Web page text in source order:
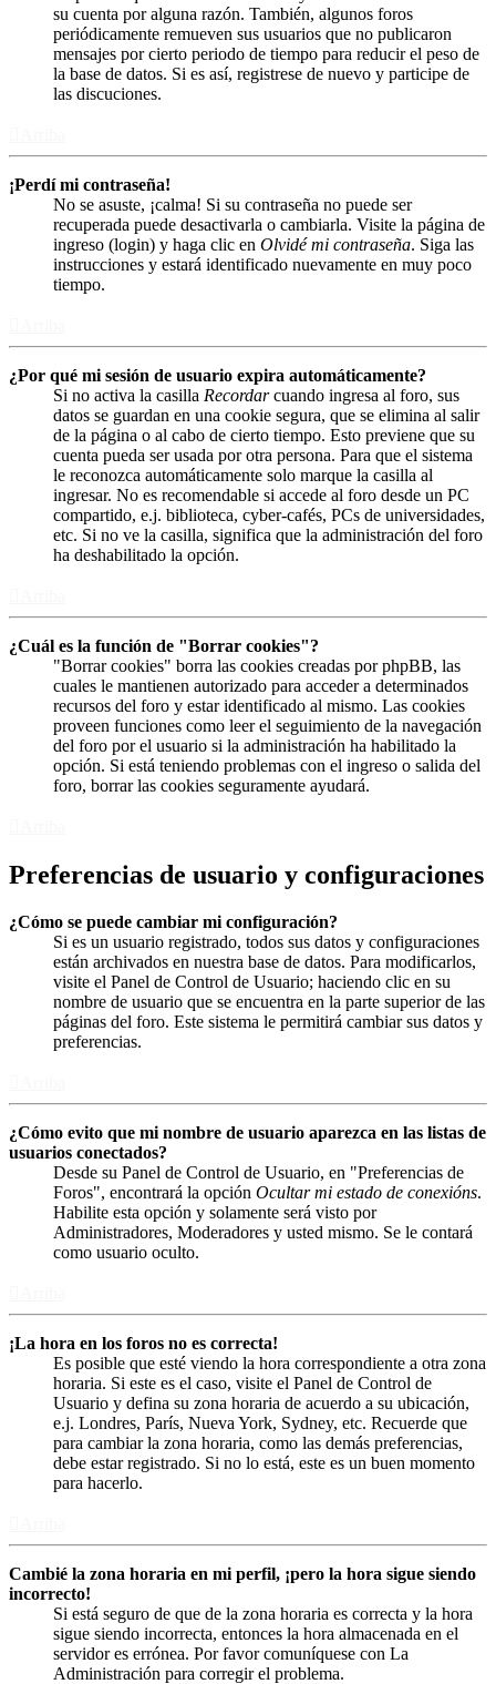
su cuenta por alguna razón. También, algunos foros
periódicamente remueven sus usuarios que no publicaron
mensajes por cierto periodo de tiempo para reducir el peso de
la base de datos. Si es así, registrese de nuevo y participe de
las discuciones.
¡Perdí mi contraseña!
No se asuste, ¡calma! Si su contraseña no puede ser
recuperada puede desactivarla o cambiarla. Visite la página de
ingreso (login) y haga clic en Olvidé mi contraseña. Siga las
instrucciones y estará identificado nuevamente en muy poco
tiempo.
¿Por qué mi sesión de usuario expira automáticamente?
Si no activa la casilla Recordarcuando ingresa al foro, sus
datos se guardan en una cookie segura, que se elimina al salir
de la página o al cabo de cierto tiempo. Esto previene que su
cuenta pueda ser usada por otra persona. Para que el sistema
le reconozca automáticamente solo marque la casilla al
ingresar. No es recomendable si accede al foro desde un PC
compartido, e.j. biblioteca, cyber-cafés, PCs de universidades,
etc. Si no ve la casilla, significa que la administración del foro
ha deshabilitado la opción.
¿Cuál es la función de "Borrar cookies"?
"Borrar cookies" borra las cookies creadas por phpBB, las
cuales le mantienen autorizado para acceder a determinados
recursos del foro y estar identificado al mismo. Las cookies
proveen funciones como leer el seguimiento de la navegación
del foro por el usuario si la administración ha habilitado la
opción. Si está teniendo problemas con el ingreso o salida del
foro, borrar las cookies seguramente ayudará.
Preferencias de usuario y configuraciones
¿Cómo se puede cambiar mi configuración?
Si es un usuario registrado, todos sus datos y configuraciones
están archivados en nuestra base de datos. Para modificarlos,
visite el Panel de Control de Usuario; haciendo clic en su
nombre de usuario que se encuentra en la parte superior de las
páginas del foro. Este sistema le permitirá cambiar sus datos y
preferencias.
¿Cómo evito que mi nombre de usuario aparezca en las listas de
usuarios conectados?
Desde su Panel de Control de Usuario, en "Preferencias de
Foros", encontrará la opción Ocultar mi estado de conexións.
Habilite esta opción y solamente será visto por
Administradores, Moderadores y usted mismo. Se le contará
como usuario oculto.
¡La hora en los foros no es correcta!
Es posible que esté viendo la hora correspondiente a otra zona
horaria. Si este es el caso, visite el Panel de Control de
Usuario y defina su zona horaria de acuerdo a su ubicación,
e.j. Londres, París, Nueva York, Sydney, etc. Recuerde que
para cambiar la zona horaria, como las demás preferencias,
debe estar registrado. Si no lo está, este es un buen momento
para hacerlo.
Cambié la zona horaria en mi perfil, ¡pero la hora sigue siendo
incorrecto!
Si está seguro de que de la zona horaria es correcta y la hora
sigue siendo incorrecta, entonces la hora almacenada en el
servidor es errónea. Por favor comuníquese con La
Administración para corregir el problema.